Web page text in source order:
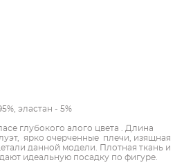
эластан - 5%
глубокого алого цвета . Длина
ярко очерченные плечи, изящная
данной модели. Плотная ткань и
идеальную посадку по фигуре.